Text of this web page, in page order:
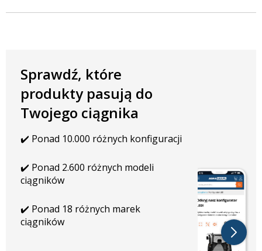
Sprawdź, które
produkty pasują do
Twojego ciągnika
✔️ Ponad 10.000 różnych konfiguracji
✔️ Ponad 2.600 różnych modeli
ciągników
✔️ Ponad 18 różnych marek
ciągników